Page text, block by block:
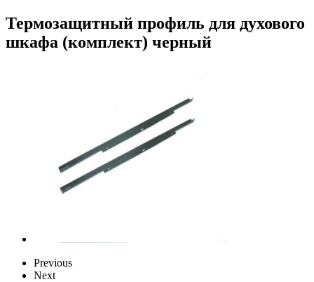
Термозащитный профиль для духового
шкафа (комплект) черный
Previous
Next